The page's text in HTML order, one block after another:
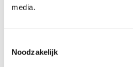
media.
Noodzakelijk
Uit2026